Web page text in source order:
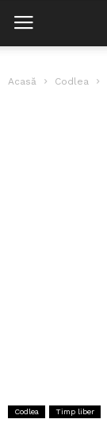
Acasă Codlea
Codlea Timp liber